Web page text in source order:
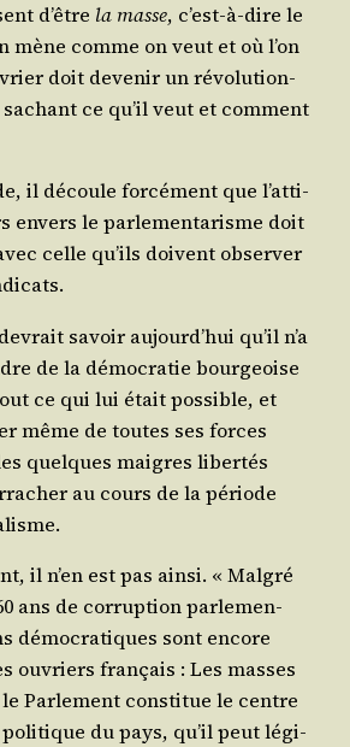
d’être la masse, c’est-à-dire le
mène comme on veut et où l’on
doit deve­nir un révo­lu­tion­
ce qu’il veut et com­ment
il découle for­cé­ment que l’at­ti­
envers le par­le­men­ta­risme doit
celle qu’ils doivent obser­ver
savoir aujourd’­hui qu’il n’a
de la démo­cra­tie bour­geoise
ce qui lui était pos­sible, et
même de toutes ses forces
quelques maigres liber­tés
au cours de la période
il n’en est pas ain­si. « Mal­gré
ans de cor­rup­tion par­le­men­
démo­cra­tiques sont encore
ouvriers fran­çais : Les masses
le Par­le­ment consti­tue le centre
du pays, qu’il peut légi­